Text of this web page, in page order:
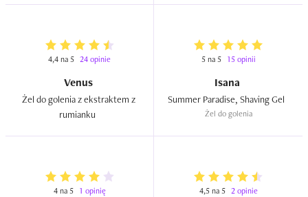
4,4 na 5 24 opinie
Venus
Żel do golenia z ekstraktem z
5 na 5 15 opinii
Isana
Żel do golenia
4 na 5 1 opinię 4,5 na 5 2 opinie